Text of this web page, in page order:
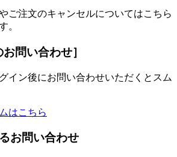
ご注文のキャンセルについてはこちら
。
問い合わせ］
イン後にお問い合わせいただくとスム
はこちら
お問い合わせ